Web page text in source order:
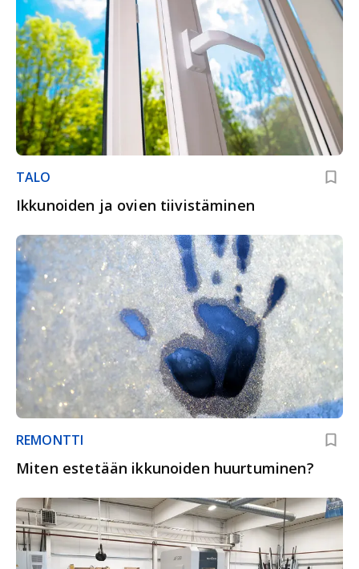
TALO
Ikkunoiden ja ovien tiivistäminen
REMONTTI
Miten estetään ikkunoiden huurtuminen?